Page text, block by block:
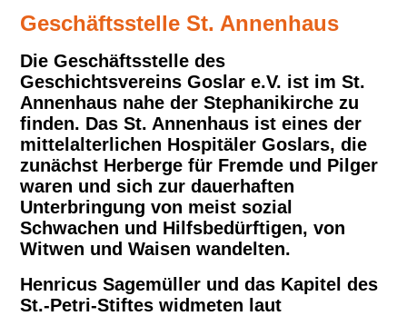
Geschäftsstelle St. Annenhaus
Die Geschäftsstelle des
Geschichtsvereins Goslar e.V. ist im St.
Annenhaus nahe der Stephanikirche zu
finden. Das St. Annenhaus ist eines der
mittelalterlichen Hospitäler Goslars, die
zunächst Herberge für Fremde und Pilger
waren und sich zur dauerhaften
Unterbringung von meist sozial
Schwachen und Hilfsbedürftigen, von
Witwen und Waisen wandelten.
Henricus Sagemüller und das Kapitel des
St.-Petri-Stiftes widmeten laut
Presse-Echo
Vortrags-Archiv
Vorstand/Beirat
So finden Sie uns